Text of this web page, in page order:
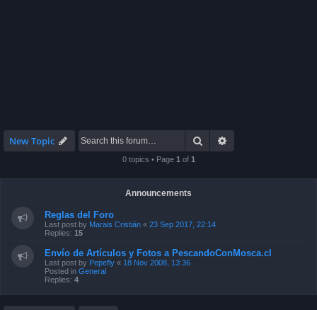
New Topic Search
0 topics • Page 1 of 1
Announcements
Reglas del Foro
Last post by Marais Cristián « 23 Sep 2017, 22:14
Replies: 15
Envío de Artículos y Fotos a PescandoConMosca.cl
Last post by Pepefly « 18 Nov 2008, 13:36
Posted in General
Replies: 4